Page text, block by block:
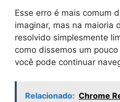
Esse erro é mais comum
imaginar, mas na maioria
resolvido simplesmente
como dissemos um
você pode continuar
Relacionado: Chrome